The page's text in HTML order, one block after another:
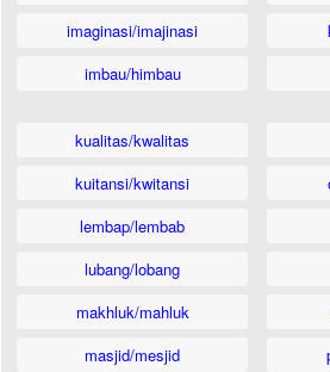
imaginasi/imajinasi
imbau/himbau
kualitas/kwalitas
kuitansi/kwitansi
lembap/lembab
lubang/lobang
makhluk/mahluk
masjid/mesjid